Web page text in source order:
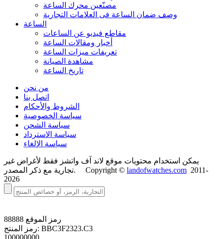
مصنّعين محرك الساعة
وصف ضمان الساعة فی العلامات التجارية
الساعة
مقاطع فيديو عن الساعات
أخبار ومقالات الساعة
تعريفات ميزات الساعة
مشاهدة الصيانة
تاريخ الساعة
من نحن
اتصل بنا
الشروط والأحكام
سياسة الخصوصية
سياسة الشحن
سياسة الاسترداد
سياسة الإلغاء
يمكن استخدام محتويات موقع لاند آف واتشز فقط لأغراض غير
تجارية مع ذكر المصدر. Copyright © landofwatches.com 2011-
2026
رمز الموقع 88888
رمز المنتج: BBC3F2323.C3
100000000